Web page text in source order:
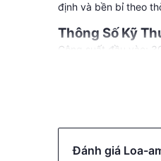
định và bền bỉ theo
Thông Số Kỹ
Công suất đầu vào:
Kích thước: Khoảng
Đánh giá Loa-